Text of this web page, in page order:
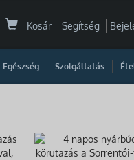
Kosár Segítség
Egészség Szolgáltatás